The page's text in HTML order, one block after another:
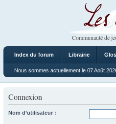
Les
Communauté de
Index du forum Librairie
Nous sommes actuellement le 07 Août
Connexion
Nom d’utilisateur :